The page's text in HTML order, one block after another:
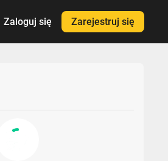
Zaloguj się Zarejestruj się